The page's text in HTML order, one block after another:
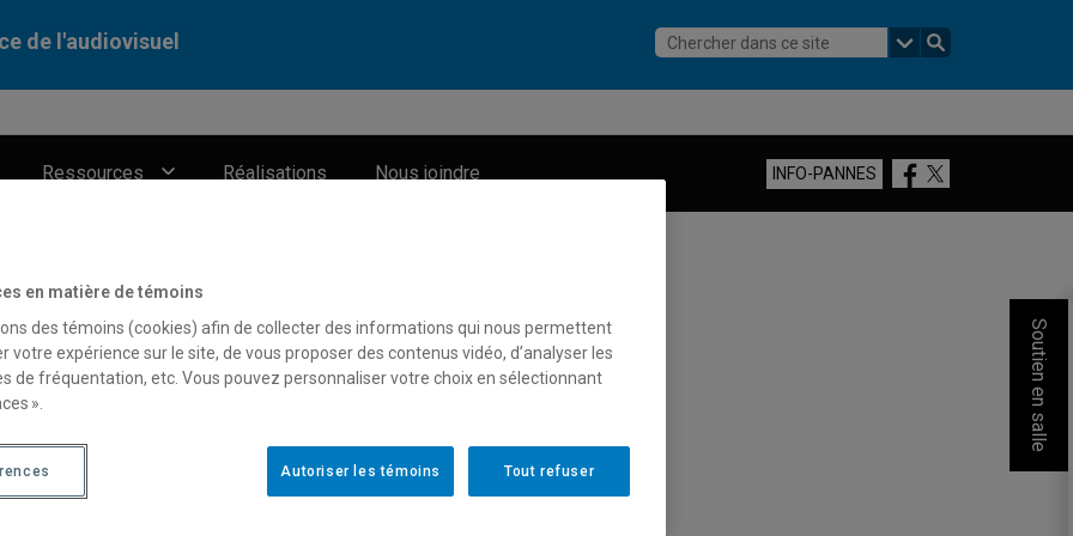
de l'audiovisuel
Ressources Réalisations Nous joindre INFO-PANNES Facebook
Twitter
Soutien en salle
en matière de témoins
des témoins (cookies) afin de collecter des informations qui nous permettent
votre expérience sur le site, de vous proposer des contenus vidéo, d’analyser les
de fréquentation, etc. Vous pouvez personnaliser votre choix en sélectionnant
».
Tout refuser
Autoriser les témoins